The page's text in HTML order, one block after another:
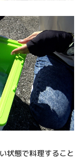
状態で料理すること